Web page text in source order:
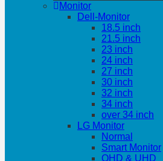
Monitor
Dell-Monitor
18.5 inch
21.5 inch
23 inch
24 inch
27 inch
30 inch
32 inch
34 inch
over 34 inch
LG Monitor
Normal
Smart Monitor
QHD & UHD